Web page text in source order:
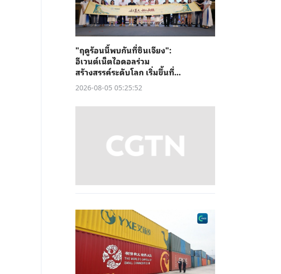
"ฤดูร้อนนี้พบกันที่ซินเจียง":
อีเวนต์เน็ตไอดอลร่วม
สร้างสรรค์ระดับโลก เริ่มขึ้นที่คู่
เชอ
2026-08-05 05:25:52